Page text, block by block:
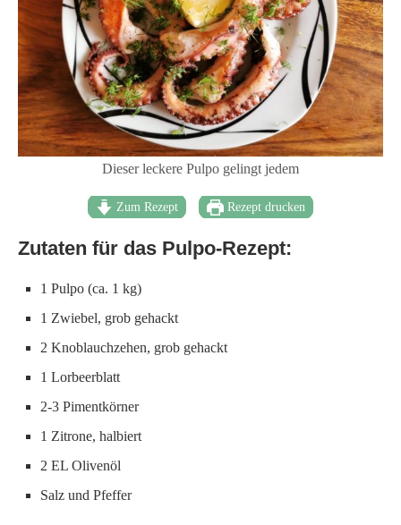
Dieser leckere Pulpo gelingt jedem
Zum Rezept Rezept drucken
Zutaten für das Pulpo-Rezept:
1 Pulpo (ca. 1 kg)
1 Zwiebel, grob gehackt
2 Knoblauchzehen, grob gehackt
1 Lorbeerblatt
2-3 Pimentkörner
1 Zitrone, halbiert
2 EL Olivenöl
Salz und Pfeffer